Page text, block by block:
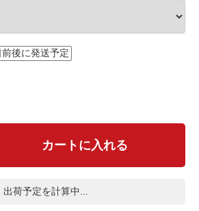
カートに入れる
出荷予定を計算中...